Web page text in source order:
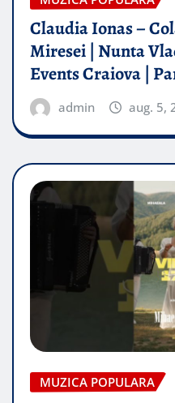
Claudia Ionas –
Miresei | Nunta
Events Craiova |
admin aug. 5,
MUZICA POPULARA